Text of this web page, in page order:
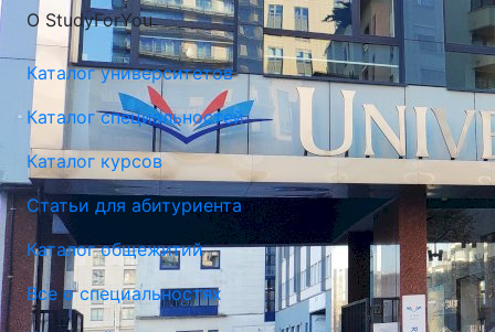
О StudyForYou
Каталог университетов
Каталог специальностей
Каталог курсов
Статьи для абитуриента
Каталог общежитий
Все о специальностях